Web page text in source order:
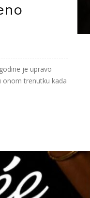
je upravo
onom trenutku kada